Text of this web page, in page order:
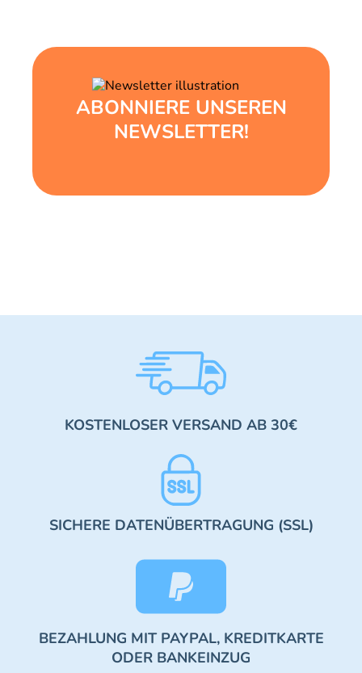
ABONNIERE UNSEREN
NEWSLETTER!
KOSTENLOSER VERSAND AB 30€
SICHERE DATENÜBERTRAGUNG (SSL)
BEZAHLUNG MIT PAYPAL, KREDITKARTE
ODER BANKEINZUG